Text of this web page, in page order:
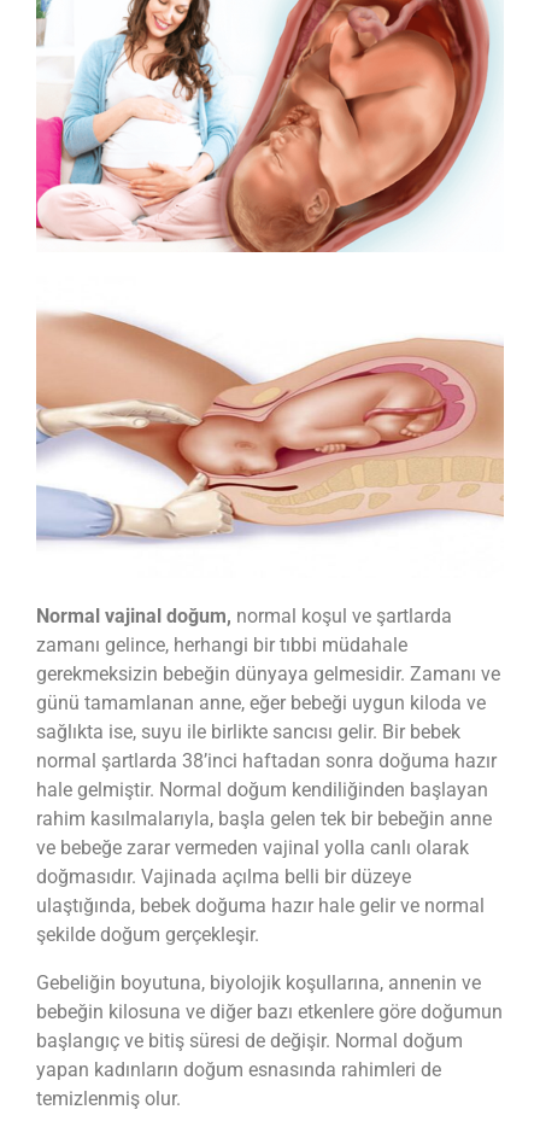
Normal vajinal doğum, normal koşul ve şartlarda
zamanı gelince, herhangi bir tıbbi müdahale
gerekmeksizin bebeğin dünyaya gelmesidir. Zamanı ve
günü tamamlanan anne, eğer bebeği uygun kiloda ve
sağlıkta ise, suyu ile birlikte sancısı gelir. Bir bebek
normal şartlarda 38’inci haftadan sonra doğuma hazır
hale gelmiştir. Normal doğum kendiliğinden başlayan
rahim kasılmalarıyla, başla gelen tek bir bebeğin anne
ve bebeğe zarar vermeden vajinal yolla canlı olarak
doğmasıdır. Vajinada açılma belli bir düzeye
ulaştığında, bebek doğuma hazır hale gelir ve normal
şekilde doğum gerçekleşir.
Gebeliğin boyutuna, biyolojik koşullarına, annenin ve
bebeğin kilosuna ve diğer bazı etkenlere göre doğumun
başlangıç ve bitiş süresi de değişir. Normal doğum
yapan kadınların doğum esnasında rahimleri de
temizlenmiş olur.